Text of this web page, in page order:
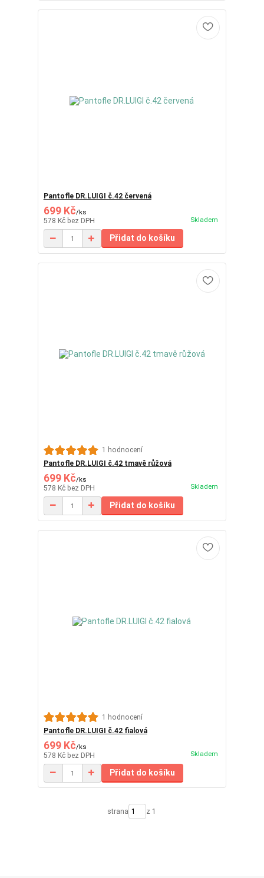
Pantofle DR.LUIGI č.42 červená
699 Kč/ks
578 Kč bez DPH Skladem
Přidat do košíku
1 hodnocení
Pantofle DR.LUIGI č.42 tmavě růžová
699 Kč/ks
578 Kč bez DPH Skladem
Přidat do košíku
1 hodnocení
Pantofle DR.LUIGI č.42 fialová
699 Kč/ks
578 Kč bez DPH Skladem
Přidat do košíku
strana z 1